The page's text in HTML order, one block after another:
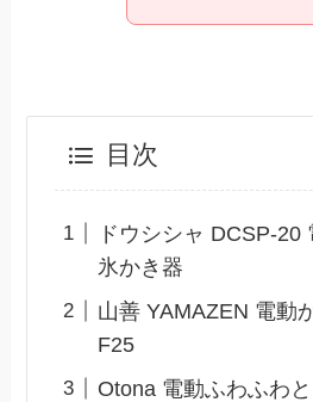
目次
ドウシシャ DCSP-20
氷かき器
山善 YAMAZEN 電動
F25
Otona 電動ふわふわ